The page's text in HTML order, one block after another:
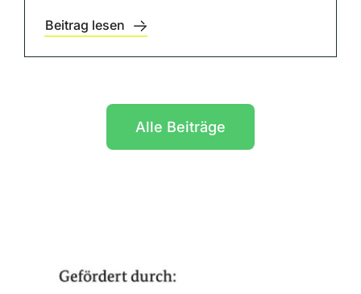
Beitrag lesen
Alle Beiträge